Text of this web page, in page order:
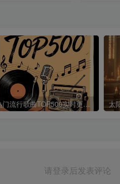
热门流行歌曲TOP500实时更新192khz/24bit【母带音质】
请登录后发表评论